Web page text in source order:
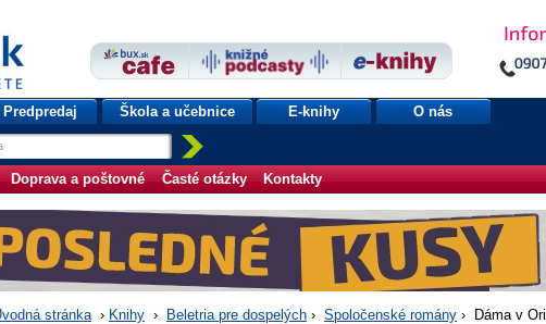
Predpredaj Škola a učebnice E-knihy O nás
Doprava a poštovné Časté otázky Kontakty
stránka › Knihy › Beletria pre dospelých › Spoločenské romány › Dáma v